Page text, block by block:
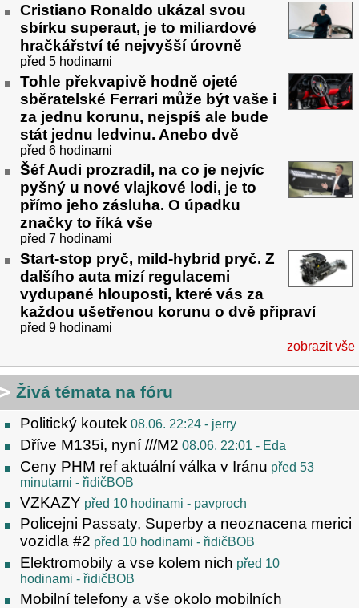
Cristiano Ronaldo ukázal svou
sbírku superaut, je to miliardové
hračkářství té nejvyšší úrovně
před 5 hodinami
Tohle překvapivě hodně ojeté
sběratelské Ferrari může být vaše i
za jednu korunu, nejspíš ale bude
stát jednu ledvinu. Anebo dvě
před 6 hodinami
Šéf Audi prozradil, na co je nejvíc
pyšný u nové vlajkové lodi, je to
přímo jeho zásluha. O úpadku
značky to říká vše
před 7 hodinami
Start-stop pryč, mild-hybrid pryč. Z
dalšího auta mizí regulacemi
vydupané hlouposti, které vás za
každou ušetřenou korunu o dvě připraví
před 9 hodinami
zobrazit vše
Živá témata na fóru
Politický koutek 08.06. 22:24 - jerry
Dříve M135i, nyní ///M2 08.06. 22:01 - Eda
Ceny PHM ref aktuální válka v Iránu před 53
minutami - řidičBOB
VZKAZY před 10 hodinami - pavproch
Policejni Passaty, Superby a neoznacena merici
vozidla #2 před 10 hodinami - řidičBOB
Elektromobily a vse kolem nich před 10
hodinami - řidičBOB
Mobilní telefony a vše okolo mobilních